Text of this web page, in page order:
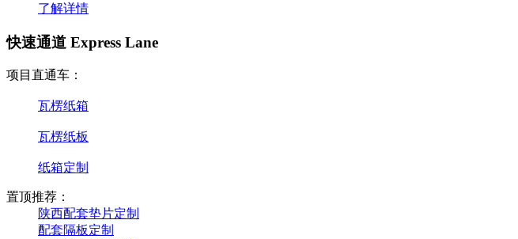
了解详情
快速通道 Express Lane
项目直通车：
瓦楞纸箱
瓦楞纸板
纸箱定制
置顶推荐：
陕西配套垫片定制
配套隔板定制